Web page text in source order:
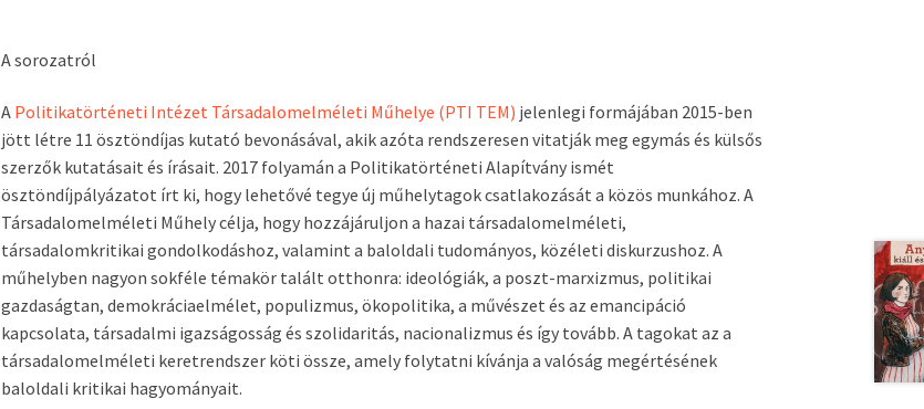
A sorozatról
A Politikatörténeti Intézet Társadalomelméleti Műhelye (PTI TEM) jelenlegi formájában 2015-ben
jött létre 11 ösztöndíjas kutató bevonásával, akik azóta rendszeresen vitatják meg egymás és külsős
szerzők kutatásait és írásait. 2017 folyamán a Politikatörténeti Alapítvány ismét
ösztöndíjpályázatot írt ki, hogy lehetővé tegye új műhelytagok csatlakozását a közös munkához. A
Társadalomelméleti Műhely célja, hogy hozzájáruljon a hazai társadalomelméleti,
társadalomkritikai gondolkodáshoz, valamint a baloldali tudományos, közéleti diskurzushoz. A
műhelyben nagyon sokféle témakör talált otthonra: ideológiák, a poszt-marxizmus, politikai
gazdaságtan, demokráciaelmélet, populizmus, ökopolitika, a művészet és az emancipáció
kapcsolata, társadalmi igazságosság és szolidaritás, nacionalizmus és így tovább. A tagokat az a
társadalomelméleti keretrendszer köti össze, amely folytatni kívánja a valóság megértésének
baloldali kritikai hagyományait.